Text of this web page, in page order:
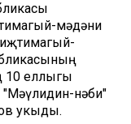
мәдәни
иҗтимагый-
10 еллыгы
"Мәүлидин-нәби"
укыды.